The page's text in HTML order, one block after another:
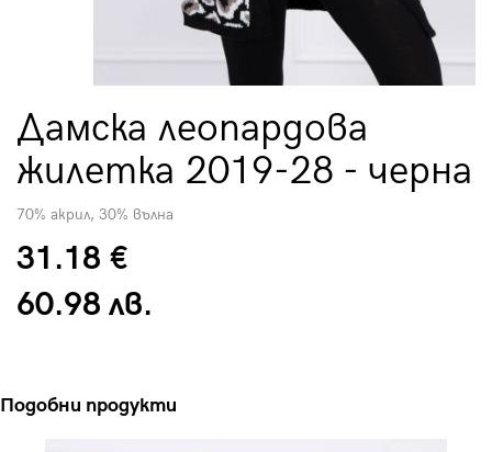
Дамска леопардова
жилетка 2019-28 - черна
70% акрил, 30% вълна
31.18 €
60.98 лв.
Подобни продукти